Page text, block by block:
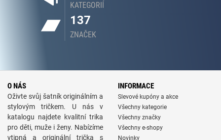
KATEGORIÍ
137
ZNAČEK
O NÁS
Oživte svůj šatník originálním a
stylovým tričkem. U nás v
katalogu najdete kvalitní trika
pro děti, muže i ženy. Nabízíme
vtipná a originální trička s
INFORMACE
Slevové kupóny a akce
Všechny kategorie
Všechny značky
Všechny e-shopy
Novinky